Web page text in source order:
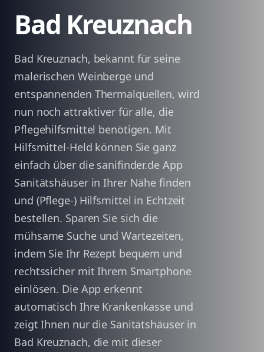
Bad Kreuznach
Bad Kreuznach, bekannt für seine
malerischen Weinberge und
entspannenden Thermalquellen, wird
nun noch attraktiver für alle, die
Pflegehilfsmittel benötigen. Mit
Hilfsmittel-Held können Sie ganz
einfach über die sanifinder.de App
Sanitätshäuser in Ihrer Nähe finden
und (Pflege-) Hilfsmittel in Echtzeit
bestellen. Sparen Sie sich die
mühsame Suche und Wartezeiten,
indem Sie Ihr Rezept bequem und
rechtssicher mit Ihrem Smartphone
einlösen. Die App erkennt
automatisch Ihre Krankenkasse und
zeigt Ihnen nur die Sanitätshäuser in
Bad Kreuznach, die mit dieser